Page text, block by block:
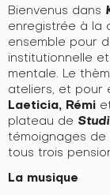
Bienvenus dans
enregistrée à la
ensemble pour
institutionnelle
mentale. Le
ateliers, et pour
Laeticia, Rémi
plateau de
témoignages de
tous trois
La musique